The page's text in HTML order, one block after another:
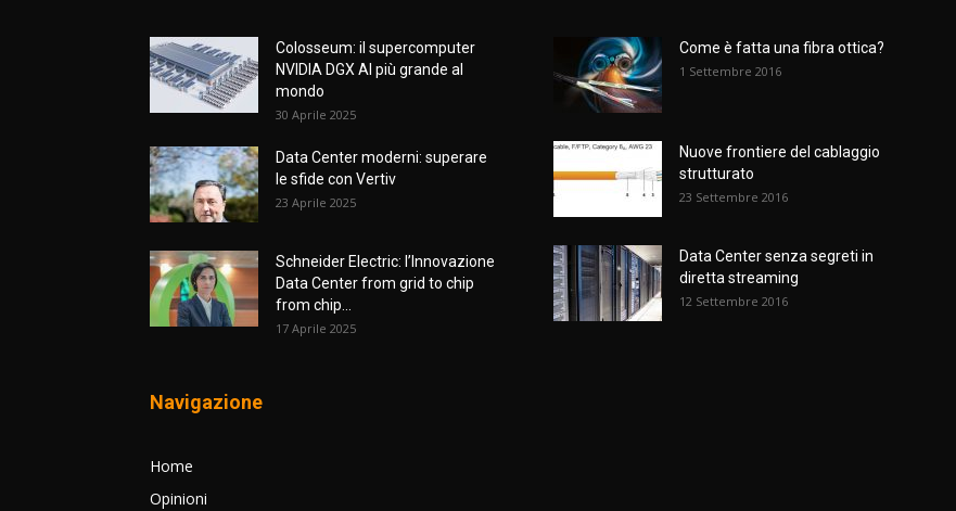
Colosseum: il supercomputer
NVIDIA DGX AI più grande al
mondo
30 Aprile 2025
Data Center moderni: superare
le sfide con Vertiv
23 Aprile 2025
Schneider Electric: l’Innovazione
Data Center from grid to chip
from chip...
17 Aprile 2025
Navigazione
Home
Opinioni
Come è fatta una fibra ottica?
1 Settembre 2016
Nuove frontiere del cablaggio
strutturato
23 Settembre 2016
Data Center senza segreti in
diretta streaming
12 Settembre 2016